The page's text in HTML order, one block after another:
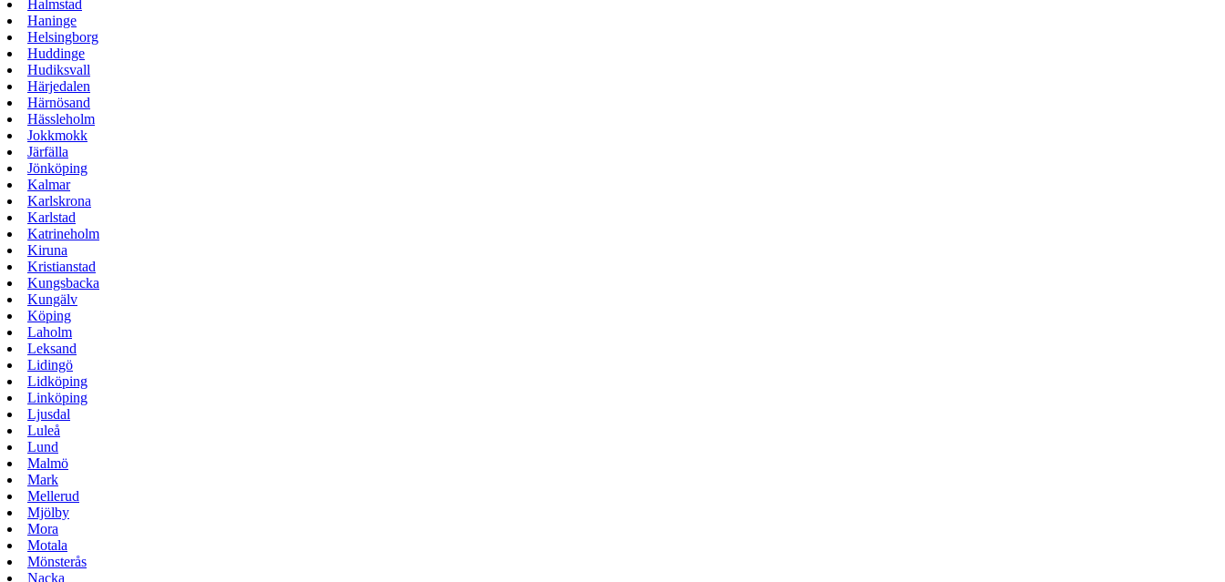
Halmstad
Haninge
Helsingborg
Huddinge
Hudiksvall
Härjedalen
Härnösand
Hässleholm
Jokkmokk
Järfälla
Jönköping
Kalmar
Karlskrona
Karlstad
Katrineholm
Kiruna
Kristianstad
Kungsbacka
Kungälv
Köping
Laholm
Leksand
Lidingö
Lidköping
Linköping
Ljusdal
Luleå
Lund
Malmö
Mark
Mellerud
Mjölby
Mora
Motala
Mönsterås
Nacka